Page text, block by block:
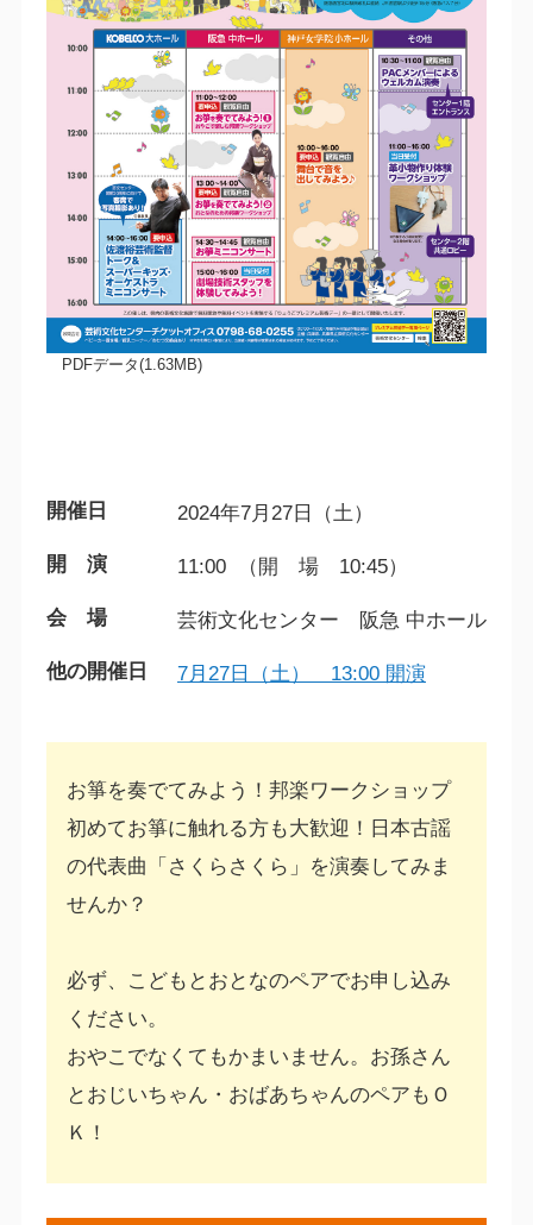
PDFデータ(1.63MB)
開催日 2024年7月27日（土）
開 演 11:00 （開 場 10:45）
会 場 芸術文化センター 阪急 中ホール
他の開催日 7月27日（土） 13:00 開演
お箏を奏でてみよう！邦楽ワークショップ
初めてお箏に触れる方も大歓迎！日本古謡
の代表曲「さくらさくら」を演奏してみま
せんか？
必ず、こどもとおとなのペアでお申し込み
ください。
おやこでなくてもかまいません。お孫さん
とおじいちゃん・おばあちゃんのペアもＯ
Ｋ！